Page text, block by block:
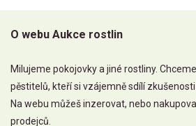
O webu Aukce rostlin
Milujeme pokojovky a jiné rostliny.
pěstitelů, kteří si vzájemně sdílí
Na webu můžeš inzerovat, nebo
prodejců.